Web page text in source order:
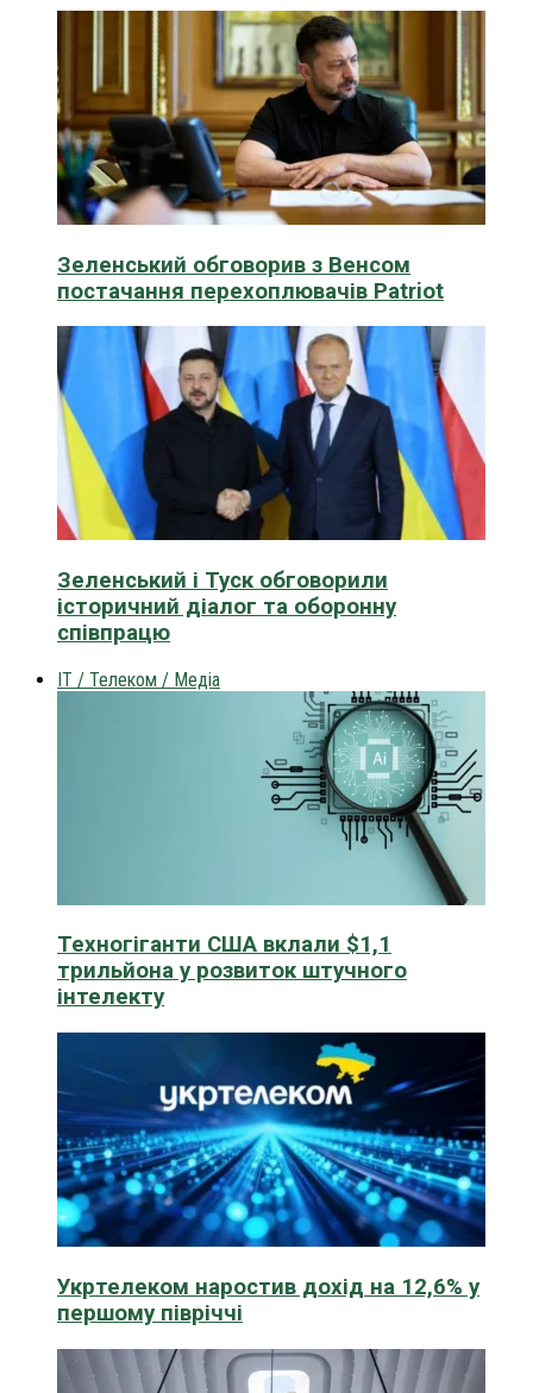
Зеленський обговорив з Венсом
постачання перехоплювачів Patriot
Зеленський і Туск обговорили
історичний діалог та оборонну
співпрацю
IT / Телеком / Медіа
Техногіганти США вклали $1,1
трильйона у розвиток штучного
інтелекту
Укртелеком наростив дохід на 12,6% у
першому півріччі